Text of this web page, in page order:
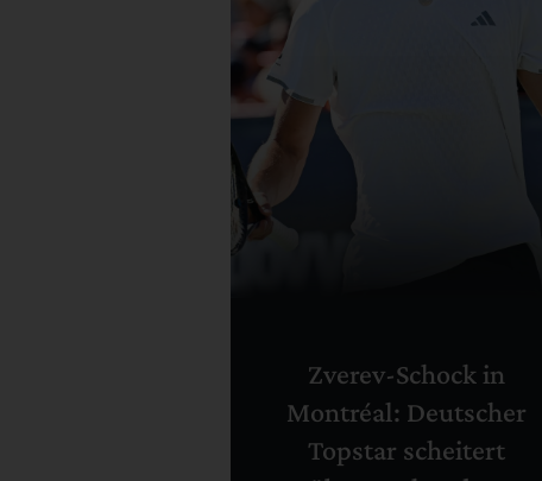
Zverev-Schock in
Montréal: Deutscher
Topstar scheitert